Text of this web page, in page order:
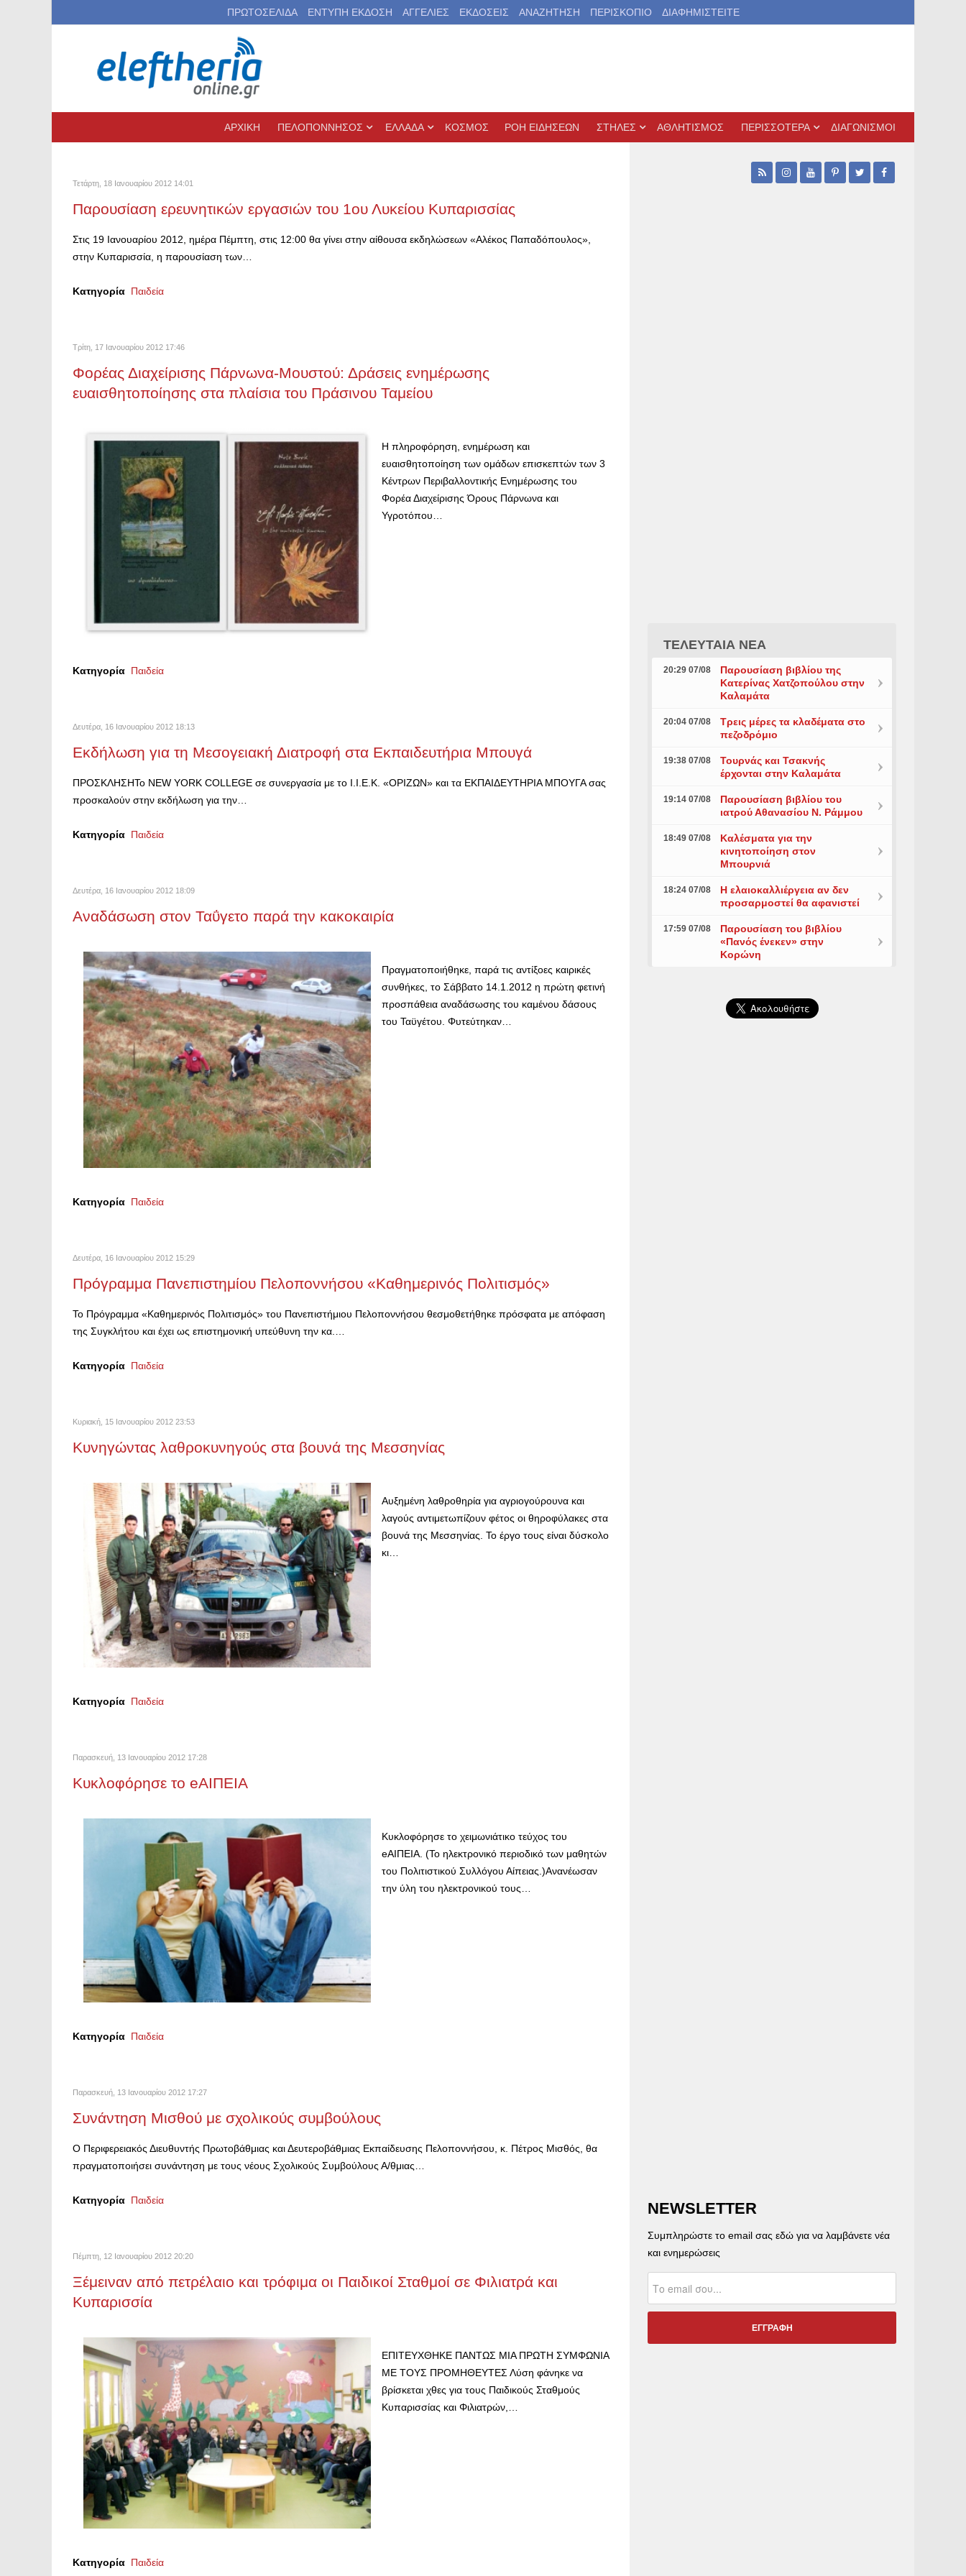
ΠΡΩΤΟΣΕΛΙΔΑ ΕΝΤΥΠΗ ΕΚΔΟΣΗ ΑΓΓΕΛΙΕΣ ΕΚΔΟΣΕΙΣ ΑΝΑΖΗΤΗΣΗ ΠΕΡΙΣΚΟΠΙΟ ΔΙΑΦΗΜΙΣΤΕΙΤΕ
ΑΡΧΙΚΗ ΠΕΛΟΠΟΝΝΗΣΟΣ ΕΛΛΑΔΑ ΚΟΣΜΟΣ ΡΟΗ ΕΙΔΗΣΕΩΝ ΣΤΗΛΕΣ ΑΘΛΗΤΙΣΜΟΣ ΠΕΡΙΣΣΟΤΕΡΑ ΔΙΑΓΩΝΙΣΜΟΙ
Τετάρτη, 18 Ιανουαρίου 2012 14:01
Παρουσίαση ερευνητικών εργασιών του 1ου Λυκείου Κυπαρισσίας
Στις 19 Ιανουαρίου 2012, ημέρα Πέμπτη, στις 12:00 θα γίνει στην αίθουσα εκδηλώσεων «Αλέκος Παπαδόπουλος»,
στην Κυπαρισσία, η παρουσίαση των…
Κατηγορία Παιδεία
Τρίτη, 17 Ιανουαρίου 2012 17:46
Φορέας Διαχείρισης Πάρνωνα-Μουστού: Δράσεις ενημέρωσης
ευαισθητοποίησης στα πλαίσια του Πράσινου Ταμείου
Η πληροφόρηση, ενημέρωση και
ευαισθητοποίηση των ομάδων επισκεπτών των 3
Κέντρων Περιβαλλοντικής Ενημέρωσης του
Φορέα Διαχείρισης Όρους Πάρνωνα και
Υγροτόπου…
Κατηγορία Παιδεία
Δευτέρα, 16 Ιανουαρίου 2012 18:13
Εκδήλωση για τη Μεσογειακή Διατροφή στα Εκπαιδευτήρια Μπουγά
ΠΡΟΣΚΛΗΣΗΤο NEW YORK COLLEGE σε συνεργασία με το Ι.Ι.Ε.Κ. «ΟΡΙΖΩΝ» και τα ΕΚΠΑΙΔΕΥΤΗΡΙΑ ΜΠΟΥΓΑ σας
προσκαλούν στην εκδήλωση για την…
Κατηγορία Παιδεία
Δευτέρα, 16 Ιανουαρίου 2012 18:09
Αναδάσωση στον Ταΰγετο παρά την κακοκαιρία
Πραγματοποιήθηκε, παρά τις αντίξοες καιρικές
συνθήκες, το Σάββατο 14.1.2012 η πρώτη φετινή
προσπάθεια αναδάσωσης του καμένου δάσους
του Ταϋγέτου. Φυτεύτηκαν…
Κατηγορία Παιδεία
Δευτέρα, 16 Ιανουαρίου 2012 15:29
Πρόγραμμα Πανεπιστημίου Πελοποννήσου «Καθημερινός Πολιτισμός»
Το Πρόγραμμα «Καθημερινός Πολιτισμός» του Πανεπιστήμιου Πελοποννήσου θεσμοθετήθηκε πρόσφατα με απόφαση
της Συγκλήτου και έχει ως επιστημονική υπεύθυνη την κα.…
Κατηγορία Παιδεία
Κυριακή, 15 Ιανουαρίου 2012 23:53
Κυνηγώντας λαθροκυνηγούς στα βουνά της Μεσσηνίας
Αυξημένη λαθροθηρία για αγριογούρουνα και
λαγούς αντιμετωπίζουν φέτος οι θηροφύλακες στα
βουνά της Μεσσηνίας. Το έργο τους είναι δύσκολο
κι…
Κατηγορία Παιδεία
Παρασκευή, 13 Ιανουαρίου 2012 17:28
Κυκλοφόρησε το eΑΙΠΕΙΑ
Κυκλοφόρησε το χειμωνιάτικο τεύχος του
eΑΙΠΕΙΑ. (Το ηλεκτρονικό περιοδικό των μαθητών
του Πολιτιστικού Συλλόγου Αίπειας.)Ανανέωσαν
την ύλη του ηλεκτρονικού τους…
Κατηγορία Παιδεία
Παρασκευή, 13 Ιανουαρίου 2012 17:27
Συνάντηση Μισθού με σχολικούς συμβούλους
Ο Περιφερειακός Διευθυντής Πρωτοβάθμιας και Δευτεροβάθμιας Εκπαίδευσης Πελοποννήσου, κ. Πέτρος Μισθός, θα
πραγματοποιήσει συνάντηση με τους νέους Σχολικούς Συμβούλους Α/θμιας…
Κατηγορία Παιδεία
Πέμπτη, 12 Ιανουαρίου 2012 20:20
Ξέμειναν από πετρέλαιο και τρόφιμα οι Παιδικοί Σταθμοί σε Φιλιατρά και
Κυπαρισσία
ΕΠΙΤΕΥΧΘΗΚΕ ΠΑΝΤΩΣ ΜΙΑ ΠΡΩΤΗ ΣΥΜΦΩΝΙΑ
ΜΕ ΤΟΥΣ ΠΡΟΜΗΘΕΥΤΕΣ Λύση φάνηκε να
βρίσκεται χθες για τους Παιδικούς Σταθμούς
Κυπαρισσίας και Φιλιατρών,…
Κατηγορία Παιδεία
ΤΕΛΕΥΤΑΙΑ ΝΕΑ
20:29 07/08
Παρουσίαση βιβλίου της
Κατερίνας Χατζοπούλου στην
Καλαμάτα
20:04 07/08
Τρεις μέρες τα κλαδέματα στο
πεζοδρόμιο
19:38 07/08
Τουρνάς και Τσακνής
έρχονται στην Καλαμάτα
19:14 07/08
Παρουσίαση βιβλίου του
ιατρού Αθανασίου Ν. Ράμμου
18:49 07/08
Καλέσματα για την
κινητοποίηση στον
Μπουρνιά
18:24 07/08
Η ελαιοκαλλιέργεια αν δεν
προσαρμοστεί θα αφανιστεί
17:59 07/08
Παρουσίαση του βιβλίου
«Πανός ένεκεν» στην
Κορώνη
NEWSLETTER
Συμπληρώστε το email σας εδώ για να λαμβάνετε νέα
και ενημερώσεις